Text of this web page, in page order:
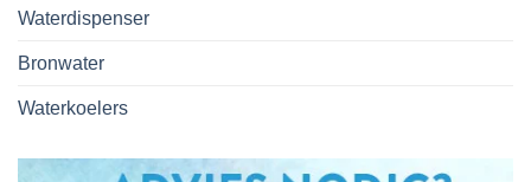
Waterdispenser
Bronwater
Waterkoelers